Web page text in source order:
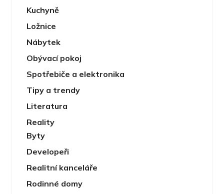
Kuchyně
Ložnice
Nábytek
Obývací pokoj
Spotřebiče a elektronika
Tipy a trendy
Literatura
Reality
Byty
Developeři
Realitní kanceláře
Rodinné domy